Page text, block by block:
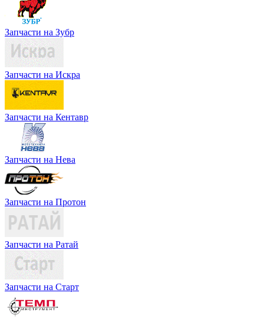
Запчасти на Зубр
Запчасти на Искра
Запчасти на Кентавр
Запчасти на Нева
Запчасти на Протон
Запчасти на Ратай
Запчасти на Старт